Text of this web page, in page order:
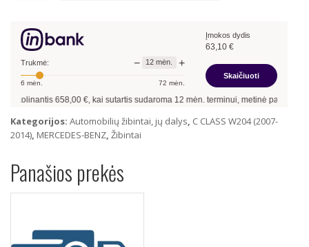
Class
W204
2011-
2014
Full
LED
Priekiniai
Trukmė: − 12 mėn. +
6 mėn. 72 mėn.
Įmokos dydis
63,10 €
Skaičiuoti
658,00€, kai sutartis sudaroma12mėn. terminui, metinė palūkanų
Kategorijos: Automobilių žibintai, jų dalys, C CLASS W204 (2007-
2014), MERCEDES-BENZ, Žibintai
Panašios prekės